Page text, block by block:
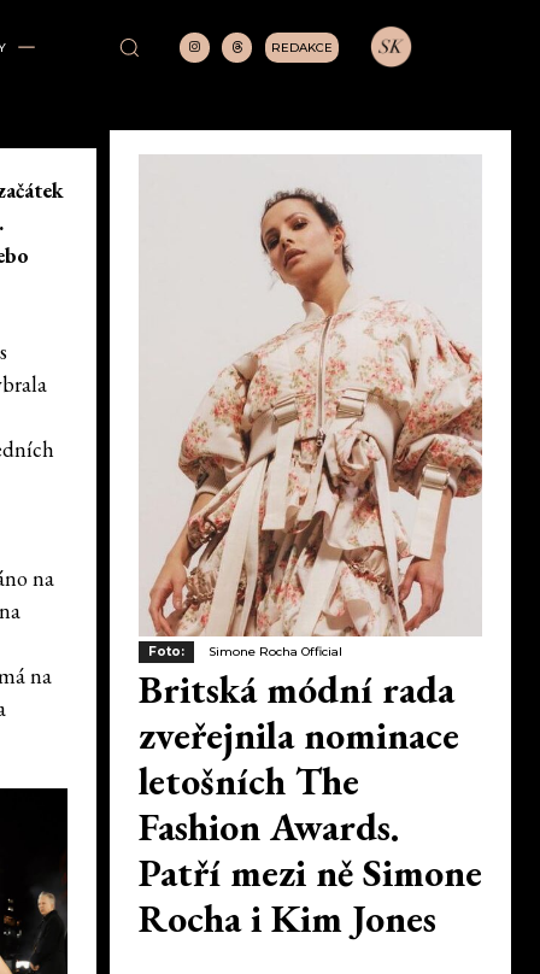
REDAKCE
na
na
Foto: Simone Rocha Official
Britská módní rada
zveřejnila nominace
letošních The
Fashion Awards.
Patří mezi ně Simone
Rocha i Kim Jones